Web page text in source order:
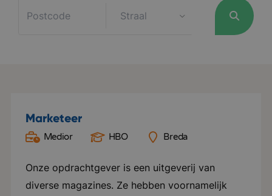
Marketeer
Medior HBO Breda
Onze opdrachtgever is een uitgeverij van
diverse magazines. Ze hebben voornamelijk